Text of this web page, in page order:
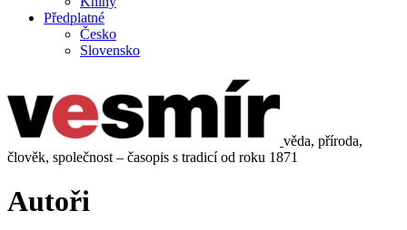
Předplatné
Česko
Slovensko
věda, příroda,
člověk, společnost – časopis s tradicí od roku 1871
Autoři